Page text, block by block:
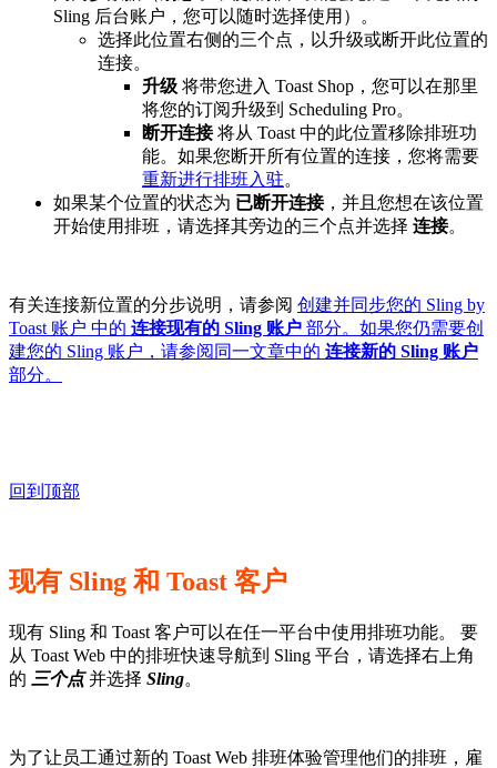
Sling 后台账户，您可以随时选择使用）。
选择此位置右侧的三个点，以升级或断开此位置的
连接。
升级 将带您进入 Toast Shop，您可以在那里
将您的订阅升级到 Scheduling Pro。
断开连接将从 Toast 中的此位置移除排班功
能。如果您断开所有位置的连接，您将需要
重新进行排班入驻。
如果某个位置的状态为 已断开连接，并且您想在该位置
开始使用排班，请选择其旁边的三个点并选择 连接。
有关连接新位置的分步说明，请参阅 创建并同步您的 Sling by
Toast 账户 中的 连接现有的 Sling 账户 部分。如果您仍需要创
建您的 Sling 账户，请参阅同一文章中的 连接新的 Sling 账户
部分。
回到顶部
现有 Sling 和 Toast 客户
现有 Sling 和 Toast 客户可以在任一平台中使用排班功能。 要
从 Toast Web 中的排班快速导航到 Sling 平台，请选择右上角
的 三个点并选择 Sling。
为了让员工通过新的 Toast Web 排班体验管理他们的排班，雇